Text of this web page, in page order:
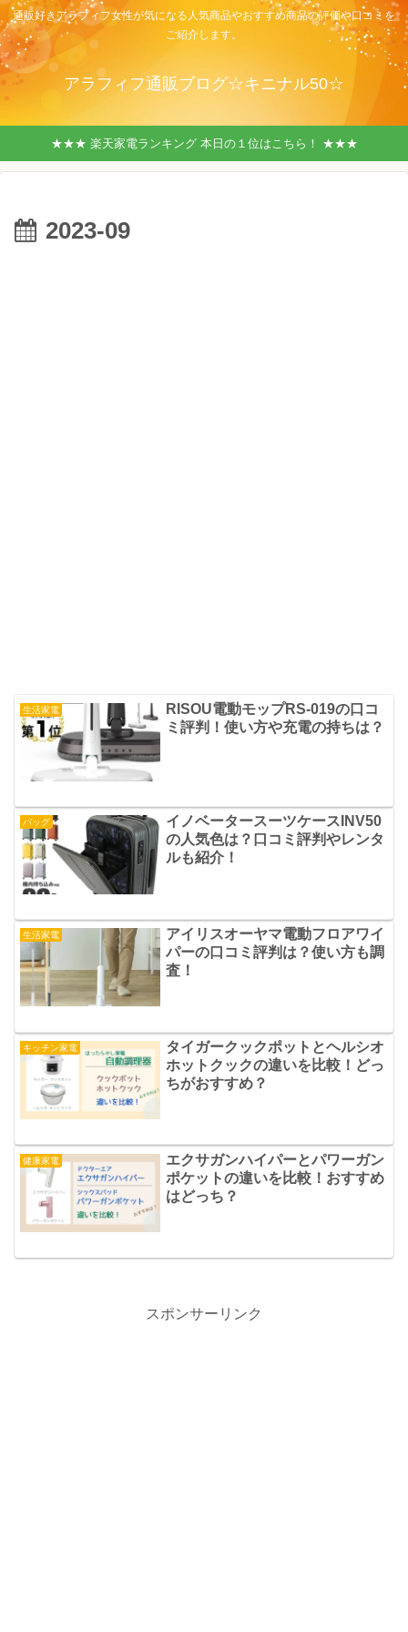
通販好きアラフィフ女性が気になる人気商品やおすすめ商品の評価や口コミを
ご紹介します。
アラフィフ通販ブログ☆キニナル50☆
★★★ 楽天家電ランキング 本日の１位はこちら！ ★★★
2023-09
生活家電
RISOU電動モップRS-019の口コ
ミ評判！使い方や充電の持ちは？
バッグ
イノベータースーツケースINV50
の人気色は？口コミ評判やレンタ
ルも紹介！
生活家電
アイリスオーヤマ電動フロアワイ
パーの口コミ評判は？使い方も調
査！
キッチン家電
タイガークックポットとヘルシオ
ホットクックの違いを比較！どっ
ちがおすすめ？
健康家電
エクサガンハイパーとパワーガン
ポケットの違いを比較！おすすめ
はどっち？
スポンサーリンク